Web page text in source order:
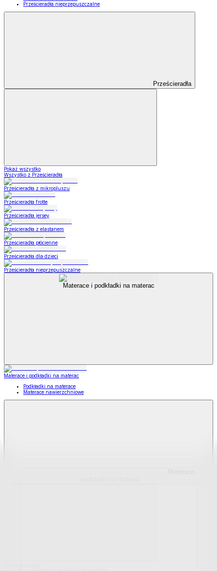
Prześcieradła nieprzepuszczalne
Prześcieradła
Pokaż wszystko
Wszystko z Prześcieradła
Prześcieradła z mikropluszu
Prześcieradła frotte
Prześcieradła jersey
Prześcieradła z elastanem
Prześcieradła płócienne
Prześcieradła dla dzieci
Prześcieradła nieprzepuszczalne
Materace i podkładki na materac
Materace i podkładki na materac
Podkładki na materace
Materace nawierzchniowe